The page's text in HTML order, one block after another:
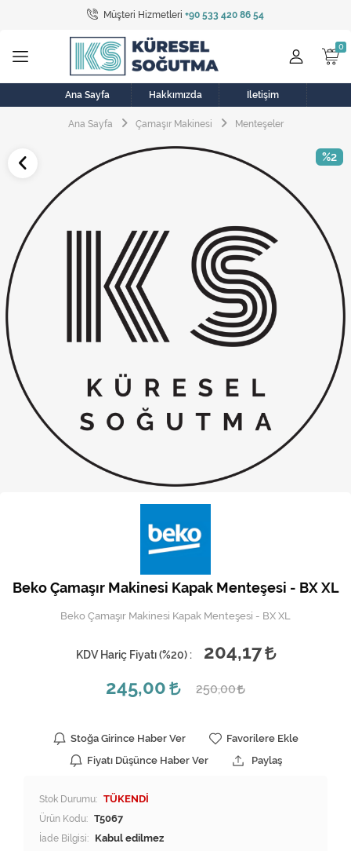
Müşteri Hizmetleri +90 533 420 86 54
Tüm Kategoriler
Bulaşık Makinesi
Buzdolabı
Çamaşır Kurutma Makinesi
Elektrikli Aksamlar
Elektrikli Süpürge
Fan
Fırın, Ocak ve Aspiratör
Klima
Kombi
Musluk
Ana Sayfa Hakkımızda İletişim
Ana Sayfa Çamaşır Makinesi Menteşeler
%2
Beko Çamaşır Makinesi Kapak Menteşesi - BX XL
Beko Çamaşır Makinesi Kapak Menteşesi - BX XL
KDV Hariç Fiyatı (%20) :
204,17
245,00
250,00
Stoğa Girince Haber Ver
Favorilere Ekle
Fiyatı Düşünce Haber Ver
Paylaş
Stok Durumu: TÜKENDİ
Ürün Kodu: T5067
İade Bilgisi: